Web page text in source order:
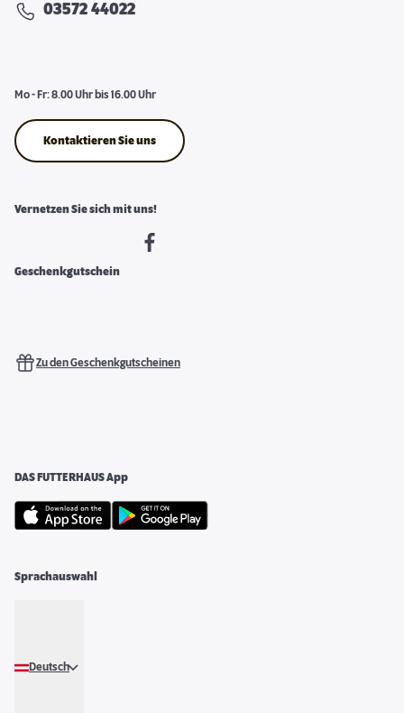
03572 44022
Mo - Fr: 8.00 Uhr bis 16.00 Uhr
Kontaktieren Sie uns
Vernetzen Sie sich mit uns!
Geschenkgutschein
Zu den Geschenkgutscheinen
DAS FUTTERHAUS App
Sprachauswahl
Deutsch